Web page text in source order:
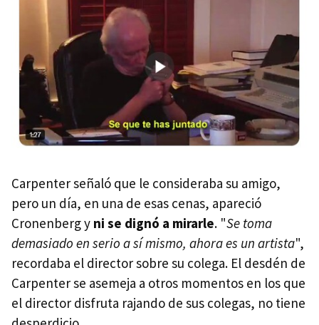
Carpenter señaló que le consideraba su amigo,
pero un día, en una de esas cenas, apareció
Cronenberg y ni se dignó a mirarle. "Se toma
demasiado en serio a sí mismo, ahora es un artista",
recordaba el director sobre su colega. El desdén de
Carpenter se asemeja a otros momentos en los que
el director disfruta rajando de sus colegas, no tiene